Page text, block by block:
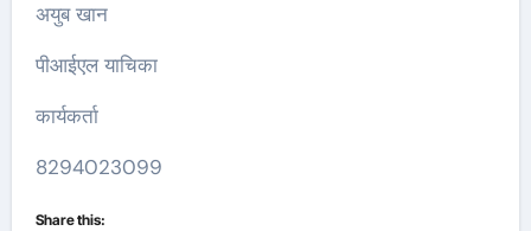
अयुब खान
पीआईएल याचिका
कार्यकर्ता
8294023099
Share this: